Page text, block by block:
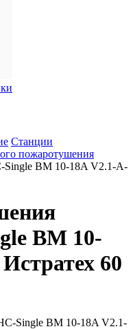
Станции
пожаротушения
Single BM 10-18A V2.1-A-
BM 10-
60